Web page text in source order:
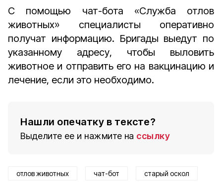
С помощью чат-бота «Служба отлов
животных» специалисты оперативно
получат информацию. Бригады выедут по
указанному адресу, чтобы выловить
животное и отправить его на вакцинацию и
лечение, если это необходимо.
Нашли опечатку в тексте?
Выделите ее и нажмите на ссылку
отлов животных чат-бот старый оскол